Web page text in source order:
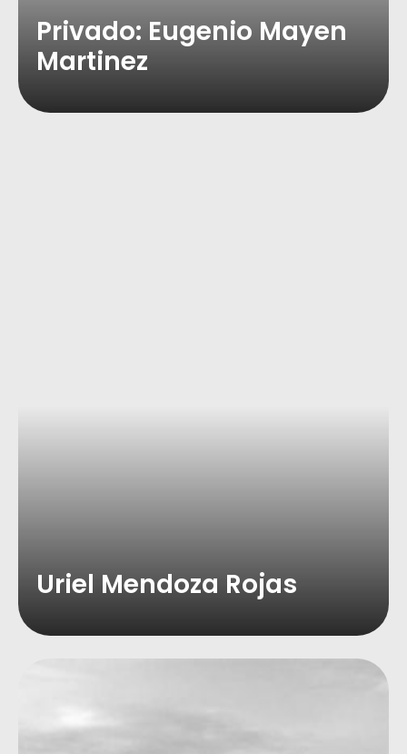
Privado: Eugenio Mayen
Martinez
Uriel Mendoza Rojas